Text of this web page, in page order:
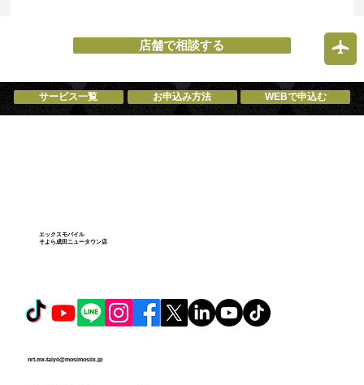
ホ買取できます！成田市で中古スマホ買
ータウン店 成田市・富里市、栄町、酒々
井町、印西市、芝山町、神崎町、香取
店舗で相談する
サービス一覧 お申込み方法 WEBで申込む
エックスモバイル
そよら成田ニュータウン店
nrt.mx-taiyo@mosimosiix.jp